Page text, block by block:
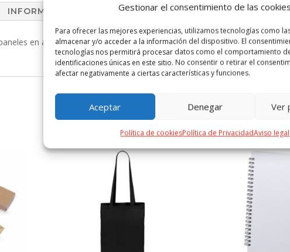
Gestionar el consentimiento de las cookies
Para ofrecer las mejores experiencias, utilizamos tecnologías como
almacenar y/o acceder a la información del dispositivo. El
tecnologías nos permitirá procesar datos como el comportamiento
identificaciones únicas en este sitio. No consentir o retirar el
afectar negativamente a ciertas características y funciones.
Aceptar Denegar Ver
Política de cookiesPolítica de PrivacidadAviso legal
INFORMACIÓN ADICIONAL VALORACIONES (0)
en algodón orgánico de suave acabado crudo. Con cierre
PRODUCTOS